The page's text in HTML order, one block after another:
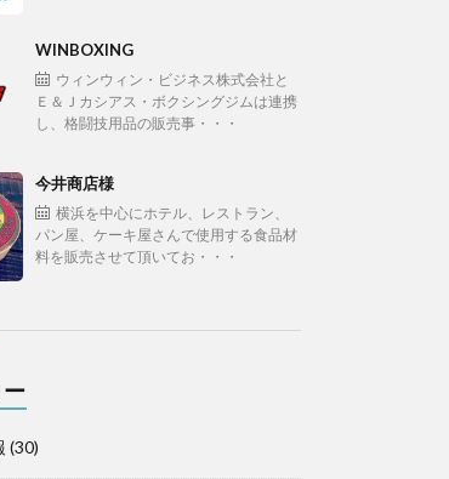
WINBOXING
ウィンウィン・ビジネス株式会社と
Ｅ＆Ｊカシアス・ボクシングジムは連携
し、格闘技用品の販売事・・・
今井商店様
横浜を中心にホテル、レストラン、
パン屋、ケーキ屋さんで使用する食品材
料を販売させて頂いてお・・・
(30)